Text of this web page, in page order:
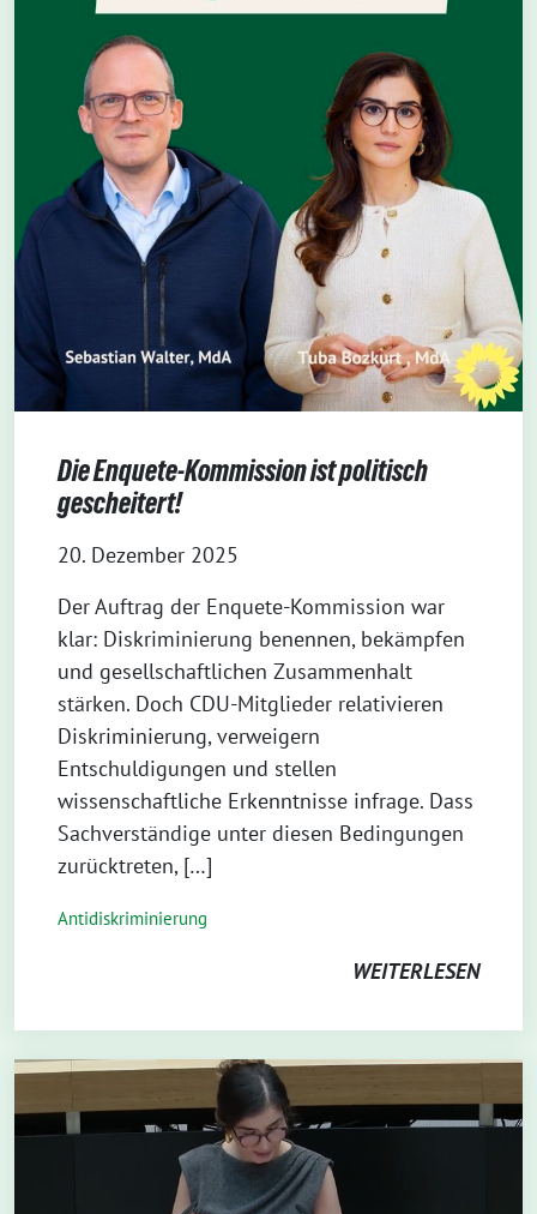
Die Enquete-Kommission ist politisch
gescheitert!
20. Dezember 2025
Der Auftrag der Enquete-Kommission war
klar: Diskriminierung benennen, bekämpfen
und gesellschaftlichen Zusammenhalt
stärken. Doch CDU-Mitglieder relativieren
Diskriminierung, verweigern
Entschuldigungen und stellen
wissenschaftliche Erkenntnisse infrage. Dass
Sachverständige unter diesen Bedingungen
zurücktreten, […]
Antidiskriminierung
WEITERLESEN